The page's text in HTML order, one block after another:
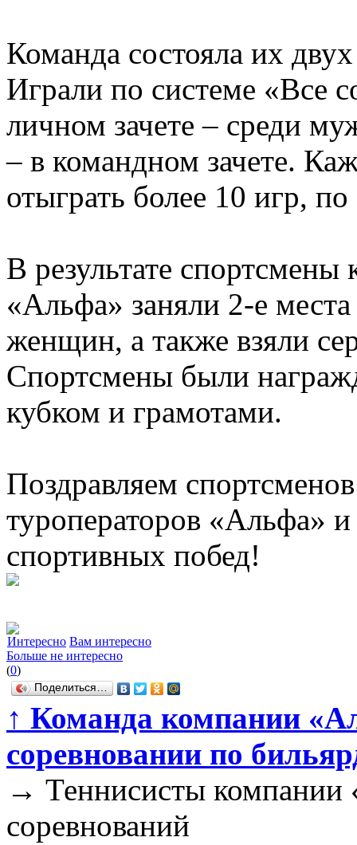
Команда состояла их
Играли по системе «Все
личном зачете – среди
– в командном зачете.
отыграть более 10 игр,
В результате спортсмены
«Альфа» заняли 2-е
женщин, а также взяли
Спортсмены были
кубком и грамотами.
Поздравляем
туроператоров «Альфа»
спортивных побед!
Интересно Вам интересно
Больше не интересно
(0)
Поделиться…
↑ Команда компании
соревновании по
→ Теннисисты
соревнований